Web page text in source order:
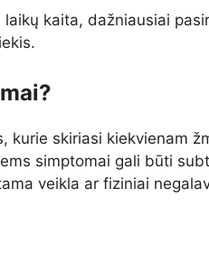
laikų kaita, dažniausiai
kurie skiriasi kiekvienam
simptomai gali būti
veikla ar fiziniai